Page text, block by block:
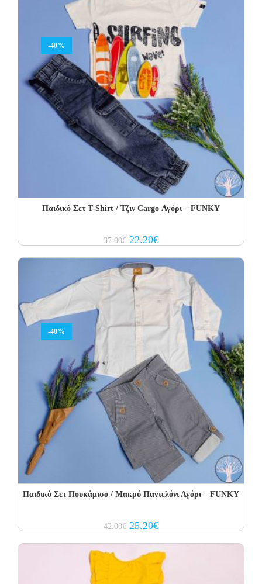
-40%
Παιδικό Σετ Τ-Shirt / Τζιν Cargo Αγόρι – FUNKY
37.00€ Original
price
37.00€.
22.20€Current
price
-40%
Παιδικό Σετ Πουκάμισο / Μακρύ Παντελόνι Αγόρι – FUNKY
42.00€ Original
price
42.00€.
25.20€Current
price
25.20€.